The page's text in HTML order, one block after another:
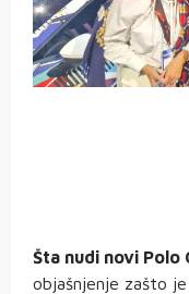
Šta nudi novi Polo
objašnjenje zašto